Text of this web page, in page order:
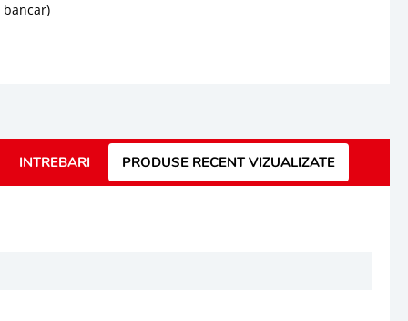
INTREBARI PRODUSE RECENT VIZUALIZATE